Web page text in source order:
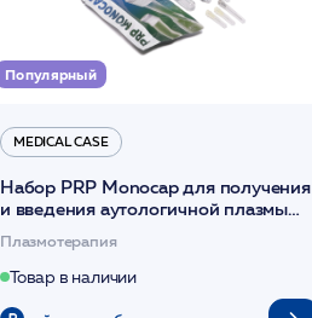
Популярный
MEDICAL CASE
Набор PRP Monocap для получения
и введения аутологичной плазмы
(саше 1шт)/Medical Case
Плазмотерапия
Товар в наличии